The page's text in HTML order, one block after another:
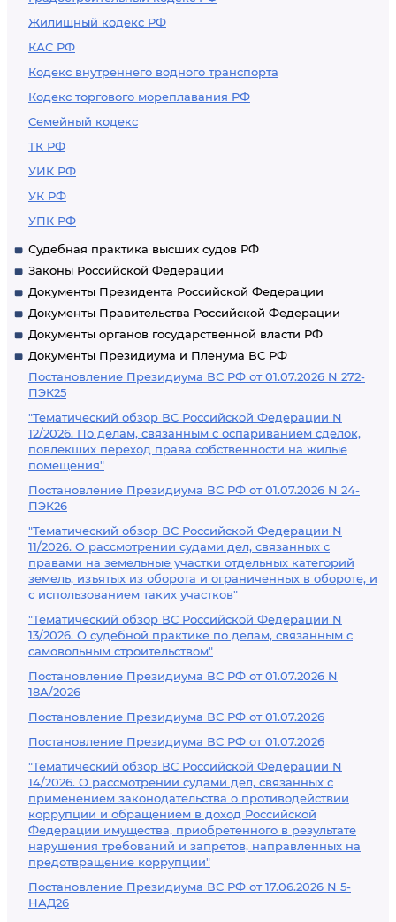
Жилищный кодекс РФ
КАС РФ
Кодекс внутреннего водного транспорта
Кодекс торгового мореплавания РФ
Семейный кодекс
ТК РФ
УИК РФ
УК РФ
УПК РФ
Судебная практика высших судов РФ
Законы Российской Федерации
Документы Президента Российской Федерации
Документы Правительства Российской Федерации
Документы органов государственной власти РФ
Документы Президиума и Пленума ВС РФ
Постановление Президиума ВС РФ от 01.07.2026 N 272-
ПЭК25
"Тематический обзор ВС Российской Федерации N
12/2026. По делам, связанным с оспариванием сделок,
повлекших переход права собственности на жилые
помещения"
Постановление Президиума ВС РФ от 01.07.2026 N 24-
ПЭК26
"Тематический обзор ВС Российской Федерации N
11/2026. О рассмотрении судами дел, связанных с
правами на земельные участки отдельных категорий
земель, изъятых из оборота и ограниченных в обороте, и
с использованием таких участков"
"Тематический обзор ВС Российской Федерации N
13/2026. О судебной практике по делам, связанным с
самовольным строительством"
Постановление Президиума ВС РФ от 01.07.2026 N
18А/2026
Постановление Президиума ВС РФ от 01.07.2026
Постановление Президиума ВС РФ от 01.07.2026
"Тематический обзор ВС Российской Федерации N
14/2026. О рассмотрении судами дел, связанных с
применением законодательства о противодействии
коррупции и обращением в доход Российской
Федерации имущества, приобретенного в результате
нарушения требований и запретов, направленных на
предотвращение коррупции"
Постановление Президиума ВС РФ от 17.06.2026 N 5-
НАД26